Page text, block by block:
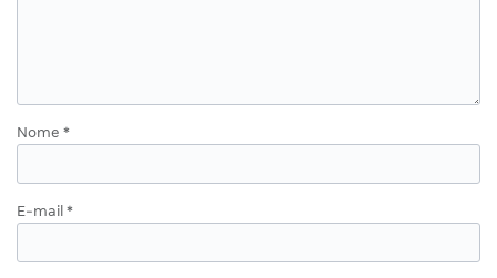
Nome *
E-mail *